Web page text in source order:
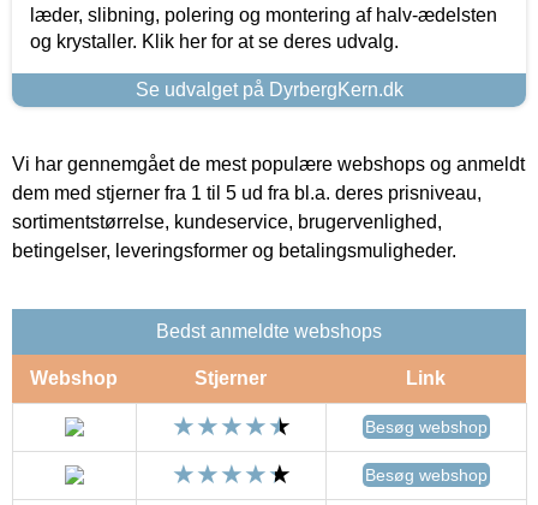
læder, slibning, polering og montering af halv-ædelsten
og krystaller. Klik her for at se deres udvalg.
Se udvalget på DyrbergKern.dk
Vi har gennemgået de mest populære webshops og anmeldt
dem med stjerner fra 1 til 5 ud fra bl.a. deres prisniveau,
sortimentstørrelse, kundeservice, brugervenlighed,
betingelser, leveringsformer og betalingsmuligheder.
Bedst anmeldte webshops
Webshop Stjerner Link
Besøg webshop
Besøg webshop